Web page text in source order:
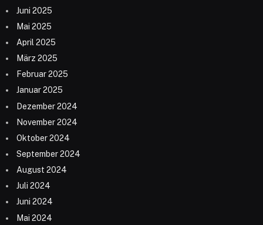
Juni 2025
Mai 2025
April 2025
März 2025
Februar 2025
Januar 2025
Dezember 2024
November 2024
Oktober 2024
September 2024
August 2024
Juli 2024
Juni 2024
Mai 2024